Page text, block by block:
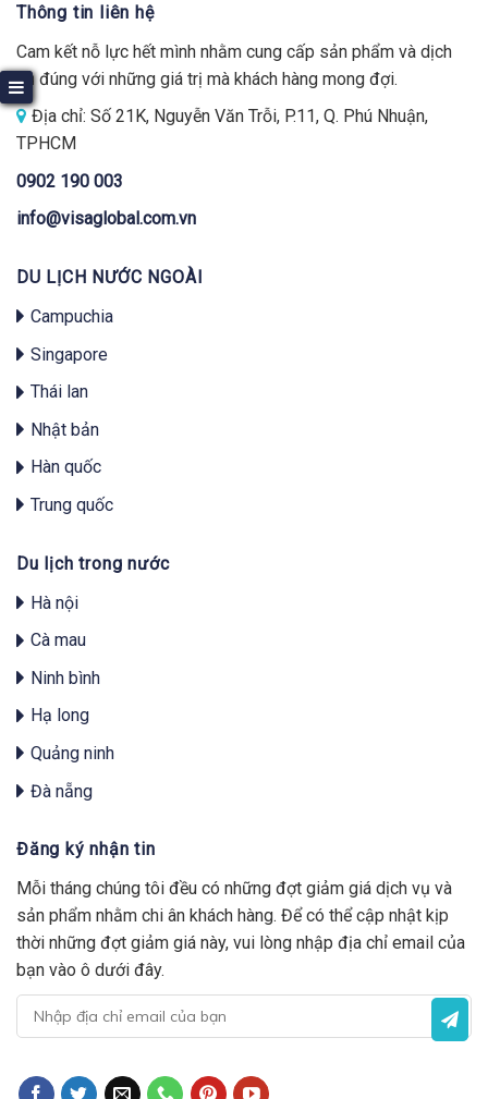
Thông tin liên hệ
Cam kết nỗ lực hết mình nhằm cung cấp sản phẩm và dịch
vụ đúng với những giá trị mà khách hàng mong đợi.
Địa chỉ: Số 21K, Nguyễn Văn Trỗi, P.11, Q. Phú Nhuận,
TPHCM
0902 190 003
info@visaglobal.com.vn
DU LỊCH NƯỚC NGOÀI
Campuchia
Singapore
Thái lan
Nhật bản
Hàn quốc
Trung quốc
Du lịch trong nước
Hà nội
Cà mau
Ninh bình
Hạ long
Quảng ninh
Đà nẵng
Đăng ký nhận tin
Mỗi tháng chúng tôi đều có những đợt giảm giá dịch vụ và
sản phẩm nhằm chi ân khách hàng. Để có thể cập nhật kịp
thời những đợt giảm giá này, vui lòng nhập địa chỉ email của
bạn vào ô dưới đây.